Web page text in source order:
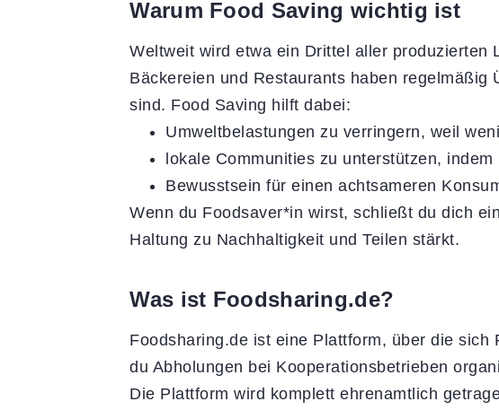
Warum Food Saving wichtig ist
Weltweit wird etwa ein Drittel aller produzierten
Bäckereien und Restaurants haben
sind. Food Saving hilft dabei:
Umweltbelastungen zu verringern, weil
lokale Communities zu unterstützen,
Bewusstsein für einen achtsameren
Wenn du Foodsaver*in wirst, schließt du dich
Haltung zu Nachhaltigkeit und Teilen stärkt.
Was ist Foodsharing.de?
Foodsharing.de ist eine Plattform, über die
du Abholungen bei Kooperationsbetrieben
Die Plattform wird komplett ehrenamtlich